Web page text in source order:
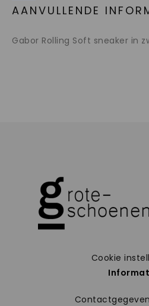
AANVULLENDE
Gabor Rolling Soft sneaker in
Cookie